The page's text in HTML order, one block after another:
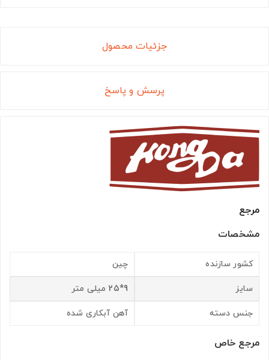
جزئیات محصول
پرسش و پاسخ
مرجع
مشخصات
کشور سازنده چین
سایز 9*25 میلی متر
جنس دسته آهن آبکاری شده
مرجع خاص